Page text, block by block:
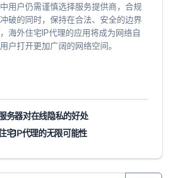
用户仍需谨慎选择服务提供商，合规
破的同时，保持在合法、安全的边界
海外住宅IP代理的应用将成为网络自
户打开更加广阔的网络空间。
务器对在线隐私的好处
宅IP代理的无限可能性